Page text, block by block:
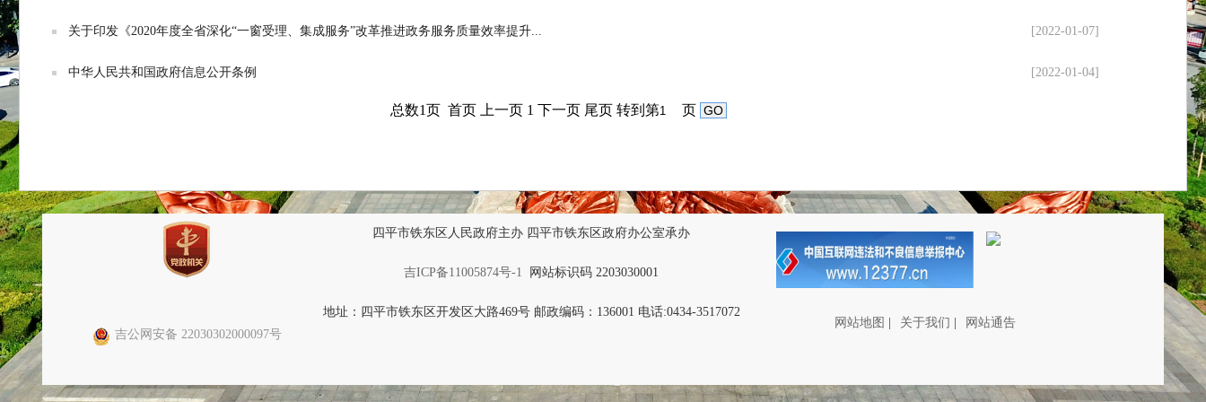
[2022-01-07]
关于印发《2020年度全省深化“一窗受理、集成服务”改革推进政务服务质量效率提升...
[2022-01-04]
中华人民共和国政府信息公开条例
总数1页 首页 上一页 1 下一页 尾页 转到第 页